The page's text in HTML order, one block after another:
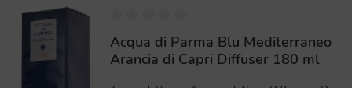
Acqua di Parma Blu Mediterraneo
Arancia di Capri Diffuser 180 ml